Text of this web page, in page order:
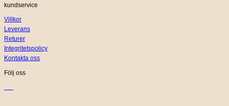
kundservice
Villkor
Leverans
Returer
Integritetspolicy
Kontakta oss
Följ oss